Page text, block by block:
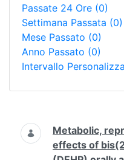
Passate 24 Ore (0)
Settimana Passata (0)
Mese Passato (0)
Anno Passato (0)
Intervallo
Ricerca
Metabolic,
effects of